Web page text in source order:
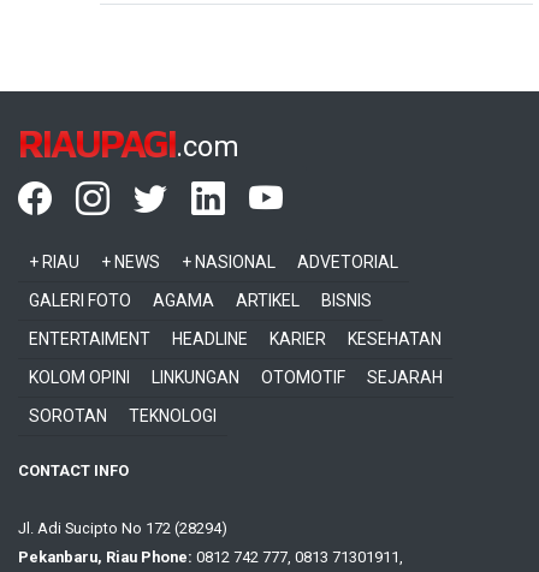
RIAUPAGI.com
+ RIAU + NEWS + NASIONAL
ADVETORIAL
GALERI FOTO
AGAMA ARTIKEL
BISNIS
ENTERTAIMENT
HEADLINE KARIER
KESEHATAN
KOLOM OPINI
LINKUNGAN OTOMOTIF
SEJARAH
SOROTAN
TEKNOLOGI
CONTACT INFO
Jl. Adi Sucipto No 172 (28294)
Pekanbaru, Riau Phone: 0812 742 777, 0813 71301911,